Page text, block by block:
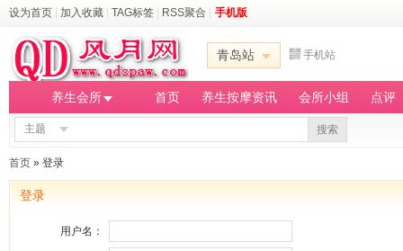
设为首页 加入收藏 TAG标签 RSS聚合 手机版
青岛站 手机站
养生会所 首页 养生按摩资讯 会所小组 点评
主题 搜索
首页 » 登录
登录
用户名：